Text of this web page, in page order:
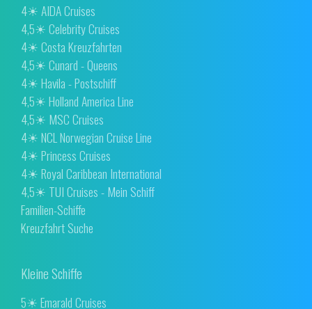
4☀ AIDA Cruises
4,5☀ Celebrity Cruises
4☀ Costa Kreuzfahrten
4,5☀ Cunard - Queens
4☀ Havila - Postschiff
4,5☀ Holland America Line
4,5☀ MSC Cruises
4☀ NCL Norwegian Cruise Line
4☀ Princess Cruises
4☀ Royal Caribbean International
4,5☀ TUI Cruises - Mein Schiff
Familien-Schiffe
Kreuzfahrt Suche
Kleine Schiffe
5☀ Emarald Cruises